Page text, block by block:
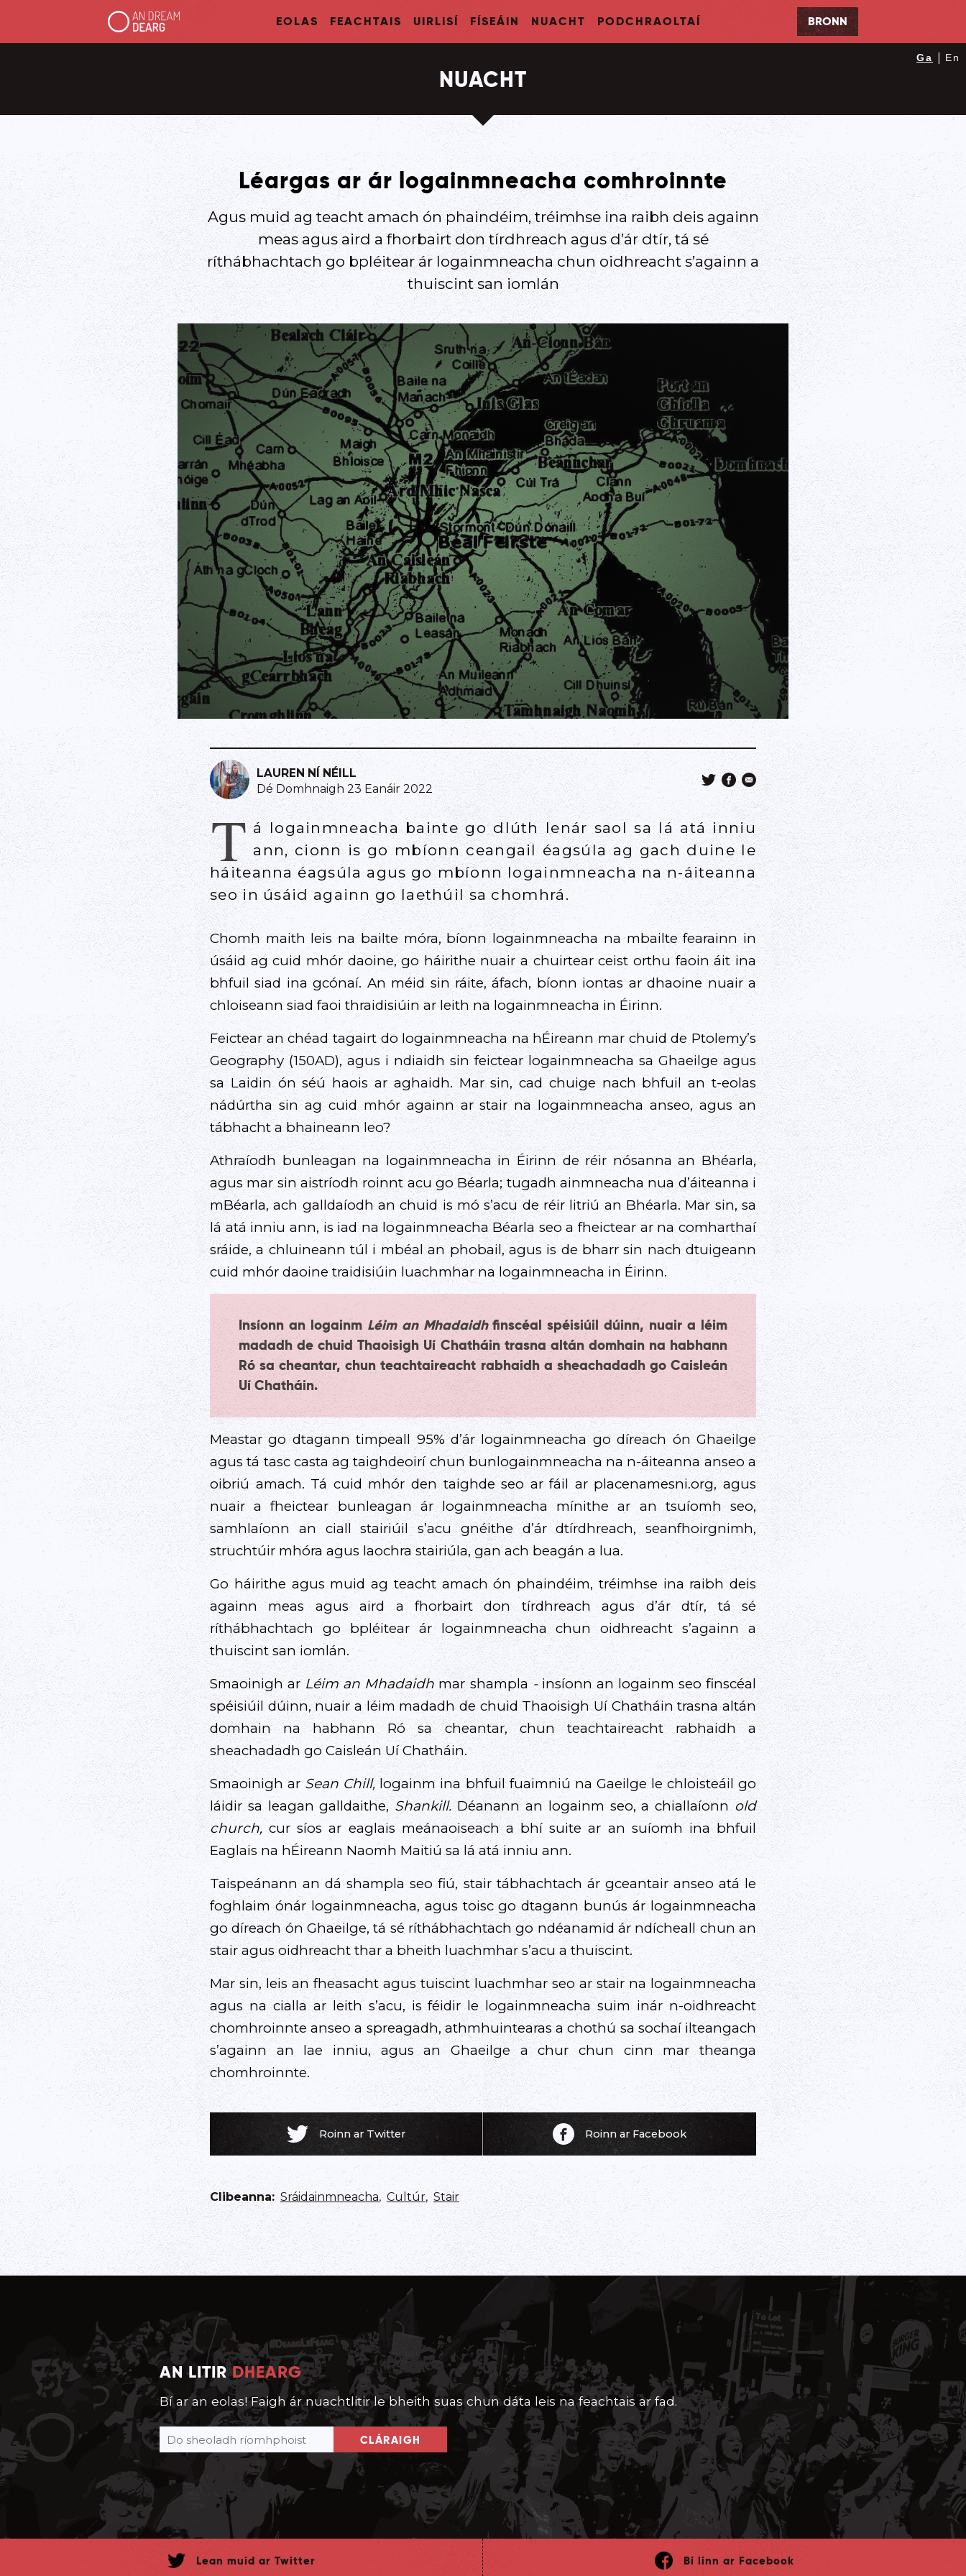
EOLAS FEACHTAIS UIRLISÍ FÍSEÁIN NUACHT PODCHRAOLTAÍ BRONN
NUACHT
Léargas ar ár logainmneacha comhroinnte
Agus muid ag teacht amach ón phaindéim, tréimhse ina raibh deis againn
meas agus aird a fhorbairt don tírdhreach agus d’ár dtír, tá sé
ríthábhachtach go bpléitear ár logainmneacha chun oidhreacht s’againn a
thuiscint san iomlán
LAUREN NÍ NÉILL
Dé Domhnaigh 23 Eanáir 2022
T á logainmneacha bainte go dlúth lenár saol sa lá atá inniu
ann, cionn is go mbíonn ceangail éagsúla ag gach duine le
háiteanna éagsúla agus go mbíonn logainmneacha na n-áiteanna
seo in úsáid againn go laethúil sa chomhrá.
Chomh maith leis na bailte móra, bíonn logainmneacha na mbailte fearainn in
úsáid ag cuid mhór daoine, go háirithe nuair a chuirtear ceist orthu faoin áit ina
bhfuil siad ina gcónaí. An méid sin ráite, áfach, bíonn iontas ar dhaoine nuair a
chloiseann siad faoi thraidisiúin ar leith na logainmneacha in Éirinn.
Feictear an chéad tagairt do logainmneacha na hÉireann mar chuid de Ptolemy’s
Geography (150AD), agus i ndiaidh sin feictear logainmneacha sa Ghaeilge agus
sa Laidin ón séú haois ar aghaidh. Mar sin, cad chuige nach bhfuil an t-eolas
nádúrtha sin ag cuid mhór againn ar stair na logainmneacha anseo, agus an
tábhacht a bhaineann leo?
Athraíodh bunleagan na logainmneacha in Éirinn de réir nósanna an Bhéarla,
agus mar sin aistríodh roinnt acu go Béarla; tugadh ainmneacha nua d’áiteanna i
mBéarla, ach galldaíodh an chuid is mó s’acu de réir litriú an Bhéarla. Mar sin, sa
lá atá inniu ann, is iad na logainmneacha Béarla seo a fheictear ar na comharthaí
sráide, a chluineann túl i mbéal an phobail, agus is de bharr sin nach dtuigeann
cuid mhór daoine traidisiúin luachmhar na logainmneacha in Éirinn.
Insíonn an logainm Léim an Mhadaidhfinscéal spéisiúil dúinn, nuair a léim
madadh de chuid Thaoisigh Uí Chatháin trasna altán domhain na habhann
Ró sa cheantar, chun teachtaireacht rabhaidh a sheachadadh go Caisleán
Uí Chatháin.
Meastar go dtagann timpeall 95% d’ár logainmneacha go díreach ón Ghaeilge
agus tá tasc casta ag taighdeoirí chun bunlogainmneacha na n-áiteanna anseo a
oibriú amach. Tá cuid mhór den taighde seo ar fáil ar placenamesni.org, agus
nuair a fheictear bunleagan ár logainmneacha mínithe ar an tsuíomh seo,
samhlaíonn an ciall stairiúil s’acu gnéithe d’ár dtírdhreach, seanfhoirgnimh,
struchtúir mhóra agus laochra stairiúla, gan ach beagán a lua.
Go háirithe agus muid ag teacht amach ón phaindéim, tréimhse ina raibh deis
againn meas agus aird a fhorbairt don tírdhreach agus d’ár dtír, tá sé
ríthábhachtach go bpléitear ár logainmneacha chun oidhreacht s’againn a
thuiscint san iomlán.
Smaoinigh ar Léim an Mhadaidh mar shampla -insíonn an logainm seo finscéal
spéisiúil dúinn, nuair a léim madadh de chuid Thaoisigh Uí Chatháin trasna altán
domhain na habhann Ró sa cheantar, chun teachtaireacht rabhaidh a
sheachadadh go Caisleán Uí Chatháin.
Smaoinigh ar Sean Chill, logainm ina bhfuil fuaimniú na Gaeilge le chloisteáil go
láidir sa leagan galldaithe, Shankill. Déanann an logainm seo, a chiallaíonn old
church, cur síos ar eaglais meánaoiseach a bhí suite ar an suíomh ina bhfuil
Eaglais na hÉireann Naomh Maitiú sa lá atá inniu ann.
Taispeánann an dá shampla seo fiú, stair tábhachtach ár gceantair anseo atá le
foghlaim ónár logainmneacha, agus toisc go dtagann bunús ár logainmneacha
go díreach ón Ghaeilge, tá sé ríthábhachtach go ndéanamid ár ndícheall chun an
stair agus oidhreacht thar a bheith luachmhar s’acu a thuiscint.
Mar sin, leis an fheasacht agus tuiscint luachmhar seo ar stair na logainmneacha
agus na cialla ar leith s’acu, is féidir le logainmneacha suim inár n-oidhreacht
chomhroinnte anseo a spreagadh, athmhuintearas a chothú sa sochaí ilteangach
s’againn an lae inniu, agus an Ghaeilge a chur chun cinn mar theanga
chomhroinnte.
Roinn ar Twitter Roinn ar Facebook
Clibeanna: Sráidainmneacha, Cultúr, Stair
AN LITIR DHEARG
Bí ar an eolas! Faigh ár nuachtlitir le bheith suas chun dáta leis na feachtais ar fad.
CLÁRAIGH
Lean muid ar Twitter Bí linn ar Facebook
Ga En